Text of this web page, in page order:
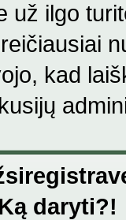
už ilgo
kad
daryti?!